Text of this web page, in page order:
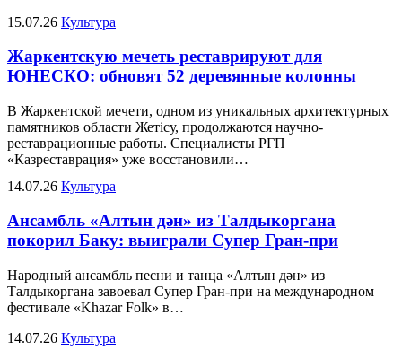
15.07.26 Культура
Жаркентскую мечеть реставрируют для
ЮНЕСКО: обновят 52 деревянные колонны
В Жаркентской мечети, одном из уникальных архитектурных
памятников области Жетісу, продолжаются научно-
реставрационные работы. Специалисты РГП
«Казреставрация» уже восстановили…
14.07.26 Культура
Ансамбль «Алтын дән» из Талдыкоргана
покорил Баку: выиграли Супер Гран-при
Народный ансамбль песни и танца «Алтын дән» из
Талдыкоргана завоевал Супер Гран-при на международном
фестивале «Khazar Folk» в…
14.07.26 Культура